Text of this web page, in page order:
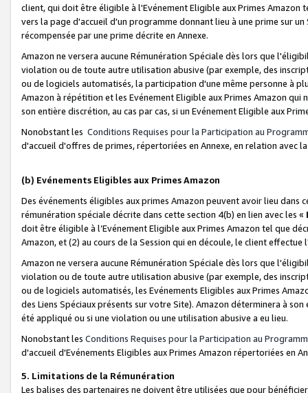
client, qui doit être éligible à l'Evénement Eligible aux Primes Amazon
vers la page d'accueil d'un programme donnant lieu à une prime sur
récompensée par une prime décrite en Annexe.
Amazon ne versera aucune Rémunération Spéciale dès lors que
violation ou de toute autre utilisation abusive (par exemple, des
ou de logiciels automatisés, la participation d'une même personne à
Amazon à répétition et les Evénement Eligible aux Primes Amazon qui
son entière discrétion, au cas par cas, si un Evénement Eligible aux
Nonobstant les Conditions Requises pour la Participation au
d'accueil d'offres de primes, répertoriées en Annexe, en relation avec
(b) Evénements Eligibles aux Primes Amazon
Des événements éligibles aux primes Amazon peuvent avoir lieu dans
rémunération spéciale décrite dans cette section 4(b) en lien avec les «
doit être éligible à l’Evénement Eligible aux Primes Amazon tel que
Amazon, et (2) au cours de la Session qui en découle, le client
Amazon ne versera aucune Rémunération Spéciale dès lors que
violation ou de toute autre utilisation abusive (par exemple, des
ou de logiciels automatisés, les Evénements Eligibles aux Primes
des Liens Spéciaux présents sur votre Site). Amazon déterminera à
été appliqué ou si une violation ou une utilisation abusive a eu lieu.
Nonobstant les Conditions Requises pour la Participation au
d'accueil d'Evénements Eligibles aux Primes Amazon répertoriées en
5. Limitations de la Rémunération
Les balises des partenaires ne doivent être utilisées que pour